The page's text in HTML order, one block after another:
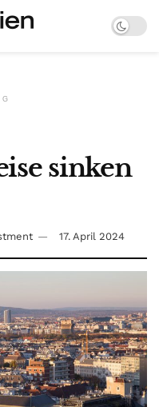
sinken
17. April 2024